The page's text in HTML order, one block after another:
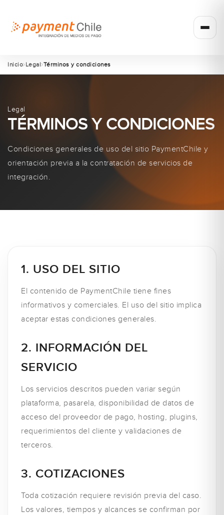
Inicio Legal Términos y condiciones
Legal
TÉRMINOS Y CONDICIONES
Condiciones generales de uso del sitio PaymentChile y
orientación previa a la contratación de servicios de
integración.
1. USO DEL SITIO
El contenido de PaymentChile tiene fines
informativos y comerciales. El uso del sitio implica
aceptar estas condiciones generales.
2. INFORMACIÓN DEL
SERVICIO
Los servicios descritos pueden variar según
plataforma, pasarela, disponibilidad de datos de
acceso del proveedor de pago, hosting, plugins,
requerimientos del cliente y validaciones de
terceros.
3. COTIZACIONES
Toda cotización requiere revisión previa del caso.
Los valores, tiempos y alcances se confirman por